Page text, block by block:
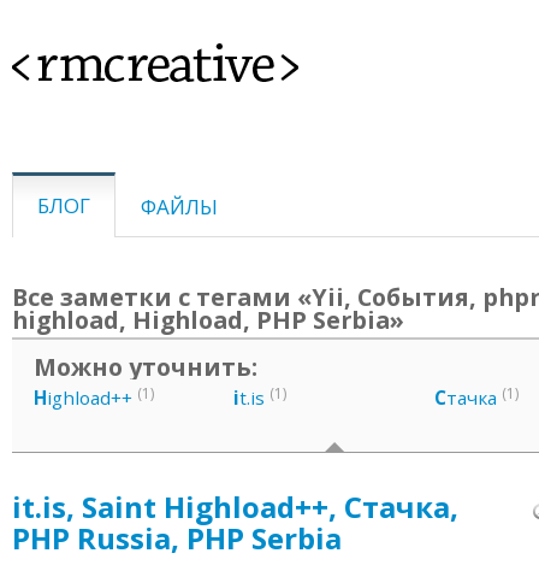
<rmcreative>
БЛОГ ФАЙЛЫ
Все заметки с тегами «Yii, События,
highload, Highload, PHP Serbia»
Можно уточнить:
Highload++ (1) it.is (1) Стачка (1)
it.is, Saint Highload++, Стачка,
PHP Russia, PHP Serbia